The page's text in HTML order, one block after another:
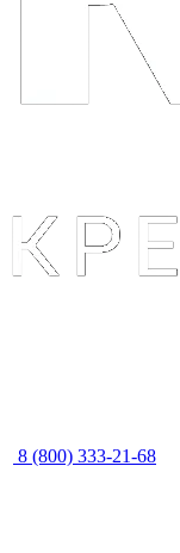
8 (800) 333‑21-68